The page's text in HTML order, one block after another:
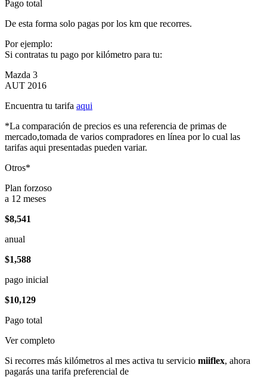
Pago total
De esta forma solo pagas por los km que recorres.
Por ejemplo:
Si contratas tu pago por kilómetro para tu:
Mazda 3
AUT 2016
Encuentra tu tarifa aqui
*La comparación de precios es una referencia de primas de
mercado,tomada de varios compradores en línea por lo cual las
tarifas aqui presentadas pueden variar.
Otros*
Plan forzoso
a 12 meses
$8,541
anual
$1,588
pago inicial
$10,129
Pago total
Ver completo
Si recorres más kilómetros al mes activa tu servicio miiflex, ahora
pagarás una tarifa preferencial de